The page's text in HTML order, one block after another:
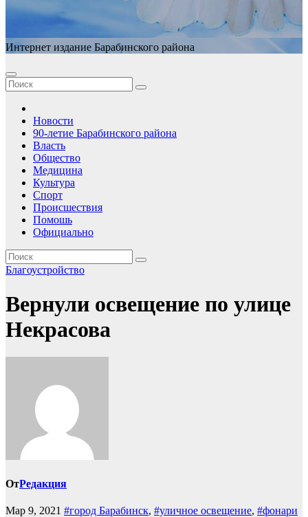
Интернет издание Барабинского района
Новости
90-летие Барабинского района
Власть
Общество
Медицина
Культура
Спорт
Происшествия
Помошь
Официально
Благоустройство
Вернули освещение по улице
Некрасова
ОтРедакция
Мар 9, 2021 #город Барабинск, #уличное освещение, #фонари